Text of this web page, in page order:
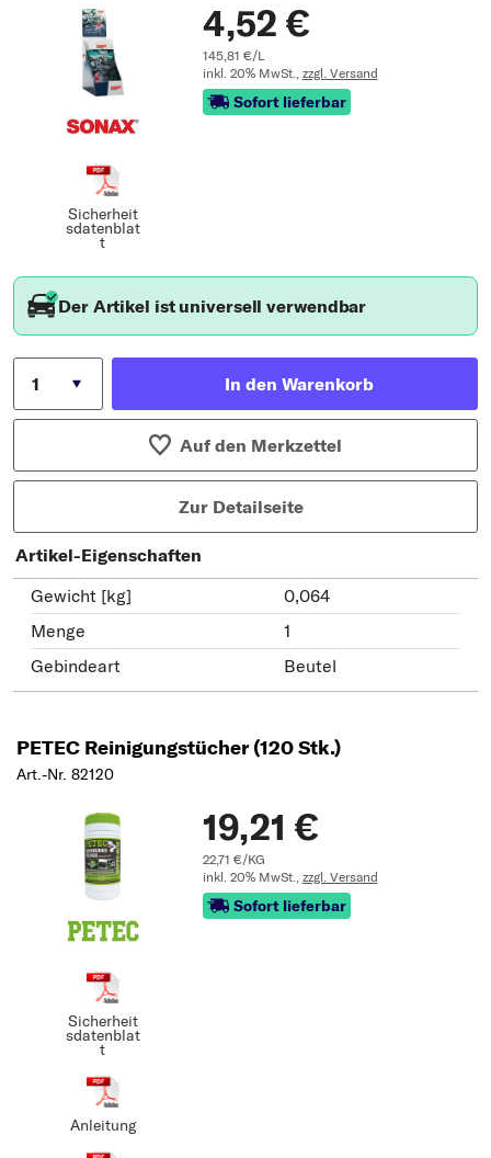
Sicherheit
sdatenblat
t
4,52 €
145,81 €/L
inkl. 20% MwSt., zzgl. Versand
Sofort lieferbar
Der Artikel ist universell verwendbar
In den Warenkorb
Auf den Merkzettel
Zur Detailseite
Artikel-Eigenschaften
Gewicht [kg]
0,064
Menge
1
Gebindeart
Beutel
PETEC Reinigungstücher (120 Stk.)
Art.-Nr. 82120
Sicherheit
sdatenblat
t
Anleitung
19,21 €
22,71 €/KG
inkl. 20% MwSt., zzgl. Versand
Sofort lieferbar